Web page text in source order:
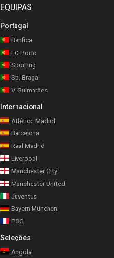
EQUIPAS
Portugal
Benfica
FC Porto
Sporting
Sp. Braga
V. Guimarães
Internacional
Atlético Madrid
Barcelona
Real Madrid
Liverpool
Manchester City
Manchester United
Juventus
Bayern München
PSG
Seleções
Angola